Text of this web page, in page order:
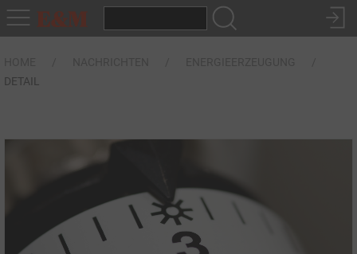
DETAIL